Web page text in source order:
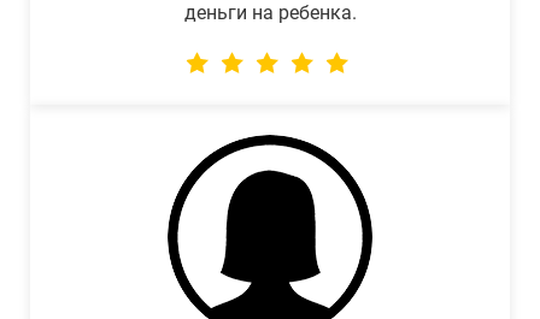
деньги на ребенка.